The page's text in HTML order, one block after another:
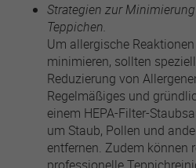
Strategien zur
Teppichen.
Um allergische
minimieren, sollten
Reduzierung von
Regelmäßiges und
einem HEPA-Filter-
um Staub, Pollen und
entfernen. Zudem können